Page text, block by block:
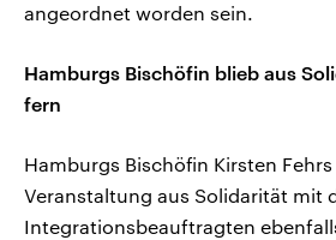
angeordnet worden sein.
Hamburgs Bischöfin blieb aus
fern
Hamburgs Bischöfin Kirsten
Veranstaltung aus Solidarität mit
Integrationsbeauftragten